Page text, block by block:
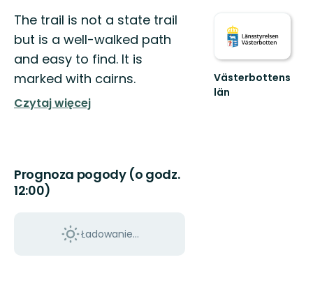
The trail is not a state trail
but is a well-walked path
and easy to find. It is
marked with cairns.
Czytaj więcej
Prognoza pogody (o godz.
12:00)
Ładowanie...
Västerbottens
län